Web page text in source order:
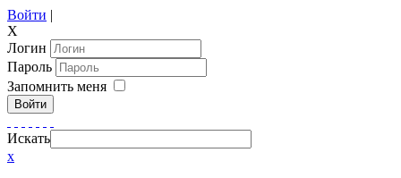
Войти |
X
Логин
Пароль
Запомнить меня
Войти
Искать
x